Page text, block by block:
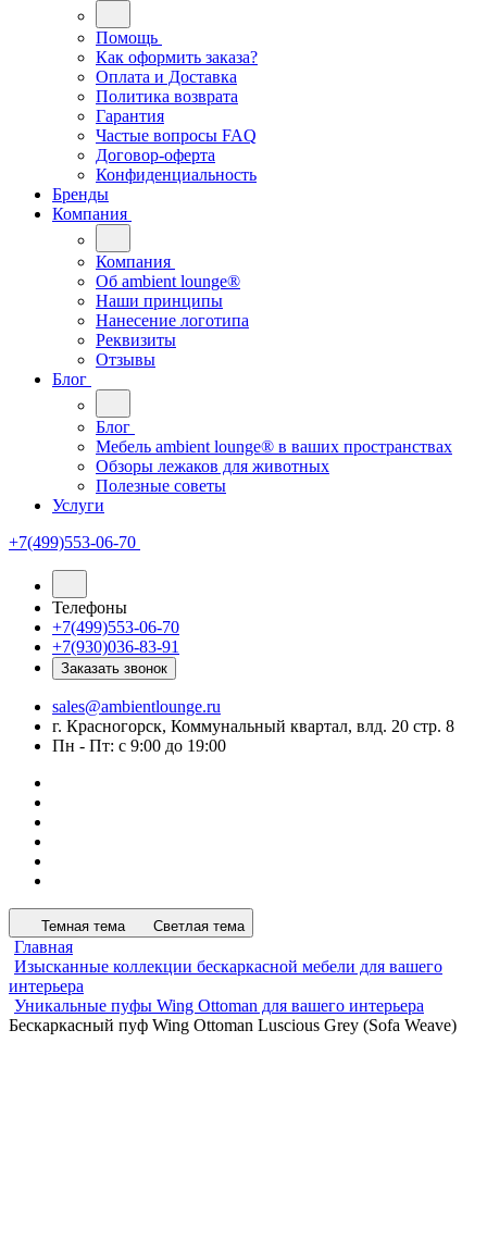
Помощь
Как оформить заказа?
Оплата и Доставка
Политика возврата
Гарантия
Частые вопросы FAQ
Договор-оферта
Конфиденциальность
Бренды
Компания
Компания
Oб ambient lounge®
Наши принципы
Нанесение логотипа
Реквизиты
Отзывы
Блог
Блог
Мебель ambient lounge® в ваших пространствах
Обзоры лежаков для животных
Полезные советы
Услуги
+7(499)553-06-70
Телефоны
+7(499)553-06-70
+7(930)036-83-91
Заказать звонок
sales@ambientlounge.ru
г. Красногорск, Коммунальный квартал, влд. 20 стр. 8
Пн - Пт: с 9:00 до 19:00
Темная тема Светлая тема
Главная
Изысканные коллекции бескаркасной мебели для вашего
интерьера
Уникальные пуфы Wing Ottoman для вашего интерьера
Бескаркасный пуф Wing Ottoman Luscious Grey (Sofa Weave)